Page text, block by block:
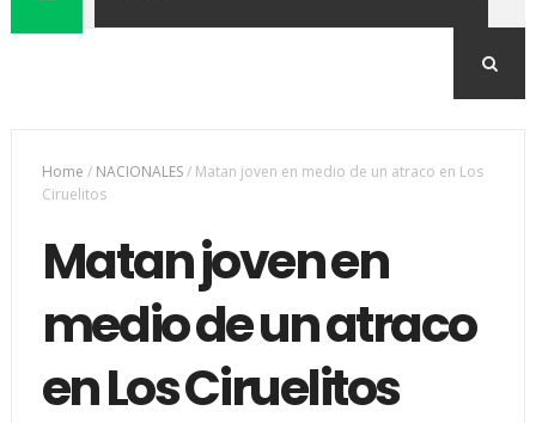
Home / NACIONALES/ Matan joven en medio de un atraco en Los
Ciruelitos
Matan joven en
medio de un atraco
en Los Ciruelitos